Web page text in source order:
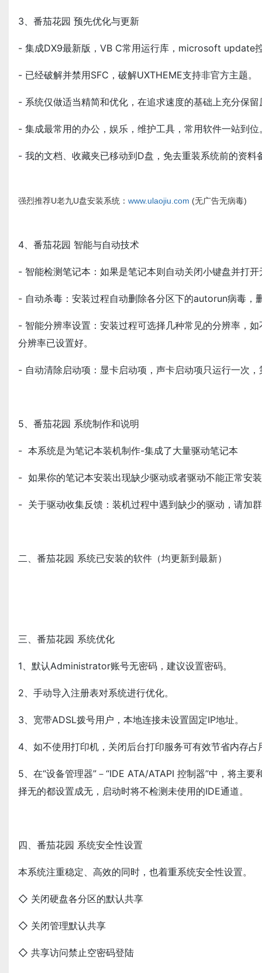
3、番茄花园 预先优化与更新
- 集成DX9最新版，VB C常用运行库，microsoft update
- 已经破解并禁用SFC，破解UXTHEME支持非官方主题。
- 系统仅做适当精简和优化，在追求速度的基础上充分保
- 集成最常用的办公，娱乐，维护工具，常用软件一站到
- 我的文档、收藏夹已移动到D盘，免去重装系统前的资料
强烈推荐U老九U盘安装系统： www.ulaojiu.com (无广告无病毒)
4、番茄花园 智能与自动技术
- 智能检测笔记本：如果是笔记本则自动关闭小键盘并打
- 自动杀毒：安装过程自动删除各分区下的autorun病毒，
- 智能分辨率设置：安装过程可选择几种常见的分辨率，
分辨率已设置好。
- 自动清除启动项：显卡启动项，声卡启动项只运行一次
5、番茄花园 系统制作和说明
- 本系统是为笔记本装机制作-集成了大量驱动笔记本
- 如果你的笔记本安装出现缺少驱动或者驱动不能正常安
- 关于驱动收集反馈：装机过程中遇到缺少的驱动，请加
二、番茄花园 系统已安装的软件（均更新到最新）
三、番茄花园 系统优化
1、默认Administrator账号无密码，建议设置密码。
2、手动导入注册表对系统进行优化。
3、宽带ADSL拨号用户，本地连接未设置固定IP地址。
4、如不使用打印机，关闭后台打印服务可有效节省内存占
5、在“设备管理器”－“IDE ATA/ATAPI 控制器”中，将主
择无的都设置成无，启动时将不检测未使用的IDE通道。
四、番茄花园 系统安全性设置
本系统注重稳定、高效的同时，也着重系统安全性设置。
◇ 关闭硬盘各分区的默认共享
◇ 关闭管理默认共享
◇ 共享访问禁止空密码登陆